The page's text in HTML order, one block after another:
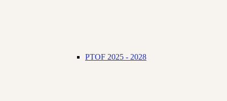
PTOF 2025 - 2028